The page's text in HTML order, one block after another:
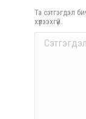
Та сэтгэгдэл
хүлээхгүй.
Comment